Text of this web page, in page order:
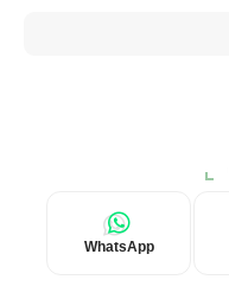
WhatsApp